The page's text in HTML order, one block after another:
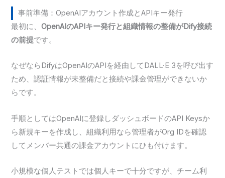
事前準備：OpenAIアカウント作成とAPIキー発行
最初に、OpenAIのAPIキー発行と組織情報の整備がDify接続
の前提です。
なぜならDifyはOpenAIのAPIを経由してDALL·E 3を呼び出す
ため、認証情報が未整備だと接続や課金管理ができないか
らです。
手順としてはOpenAIに登録しダッシュボードのAPI Keysか
ら新規キーを作成し、組織利用なら管理者がOrg IDを確認
してメンバー共通の課金アカウントにひも付けます。
小規模な個人テストでは個人キーで十分ですが、チーム利